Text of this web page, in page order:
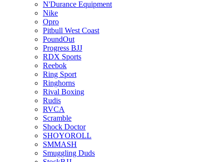
N'Durance Equipment
Nike
Opro
Pitbull West Coast
PoundOut
Progress BJJ
RDX Sports
Reebok
Ring Sport
Ringhorns
Rival Boxing
Rudis
RVCA
Scramble
Shock Doctor
SHOYOROLL
SMMASH
Smuggling Duds